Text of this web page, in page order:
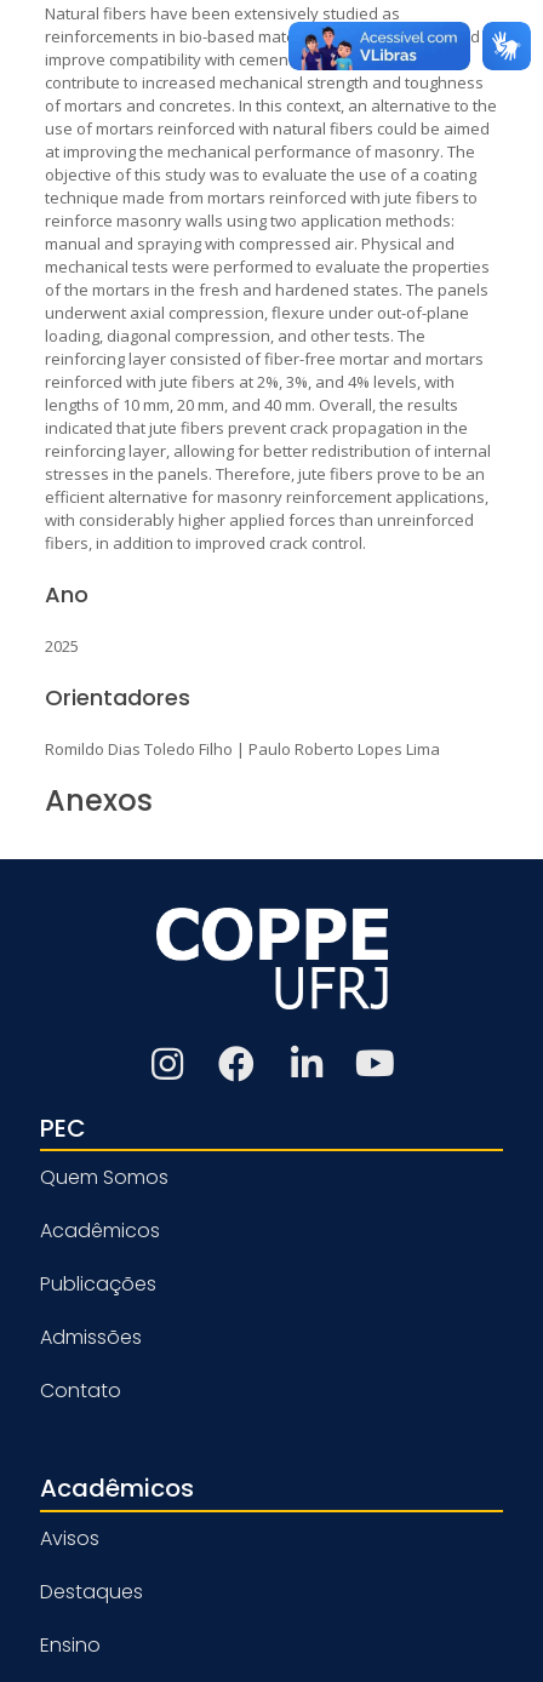
Natural fibers have been extensively studied as
reinforcements in bio-based materials, since, when treated to
improve compatibility with cementitious matrices, they
contribute to increased mechanical strength and toughness
of mortars and concretes. In this context, an alternative to the
use of mortars reinforced with natural fibers could be aimed
at improving the mechanical performance of masonry. The
objective of this study was to evaluate the use of a coating
technique made from mortars reinforced with jute fibers to
reinforce masonry walls using two application methods:
manual and spraying with compressed air. Physical and
mechanical tests were performed to evaluate the properties
of the mortars in the fresh and hardened states. The panels
underwent axial compression, flexure under out-of-plane
loading, diagonal compression, and other tests. The
reinforcing layer consisted of fiber-free mortar and mortars
reinforced with jute fibers at 2%, 3%, and 4% levels, with
lengths of 10 mm, 20 mm, and 40 mm. Overall, the results
indicated that jute fibers prevent crack propagation in the
reinforcing layer, allowing for better redistribution of internal
stresses in the panels. Therefore, jute fibers prove to be an
efficient alternative for masonry reinforcement applications,
with considerably higher applied forces than unreinforced
fibers, in addition to improved crack control.
Ano
2025
Orientadores
Romildo Dias Toledo Filho | Paulo Roberto Lopes Lima
Anexos
PEC
Quem Somos
Acadêmicos
Publicações
Admissões
Contato
Acadêmicos
Avisos
Destaques
Ensino